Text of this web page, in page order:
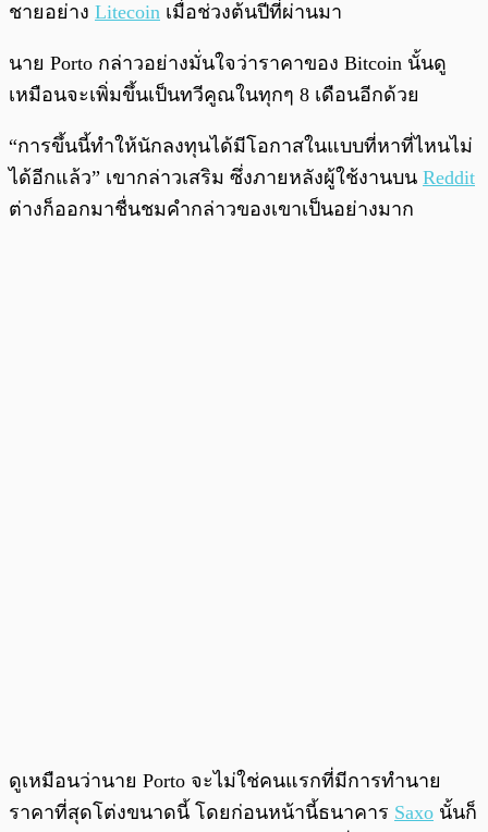
ชายอย่าง Litecoin เมื่อช่วงต้นปีที่ผ่านมา
นาย Porto กล่าวอย่างมั่นใจว่าราคาของ Bitcoin นั้นดู
เหมือนจะเพิ่มขึ้นเป็นทวีคูณในทุกๆ 8 เดือนอีกด้วย
“การขึ้นนี้ทำให้นักลงทุนได้มีโอกาสในแบบที่หาที่ไหนไม่
ได้อีกแล้ว” เขากล่าวเสริม ซึ่งภายหลังผู้ใช้งานบน Reddit
ต่างก็ออกมาชื่นชมคำกล่าวของเขาเป็นอย่างมาก
ดูเหมือนว่านาย Porto จะไม่ใช่คนแรกที่มีการทำนาย
ราคาที่สุดโต่งขนาดนี้ โดยก่อนหน้านี้ธนาคาร Saxo นั้นก็